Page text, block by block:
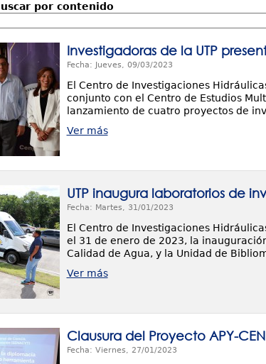
por contenido
Investigadoras de la UTP
Fecha: Jueves, 09/03/2023
El Centro de Investigaciones
conjunto con el Centro de Estudios
lanzamiento de cuatro proyectos de
Ver más
UTP inaugura laboratorios de
Fecha: Martes, 31/01/2023
El Centro de Investigaciones
el 31 de enero de 2023, la
Calidad de Agua, y la Unidad de
Ver más
Clausura del Proyecto APY-
Fecha: Viernes, 27/01/2023